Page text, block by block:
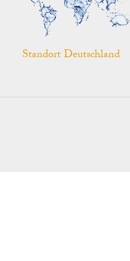
Standort Deutschland